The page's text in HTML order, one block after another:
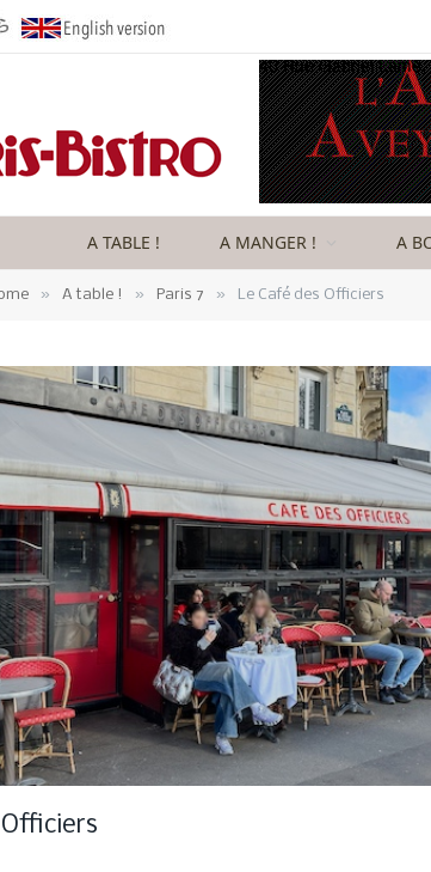
A TABLE ! A MANGER ! A
» A table ! » Paris 7 » Le Café des Officiers